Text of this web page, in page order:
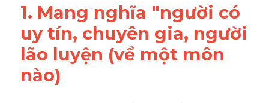
1. Mang nghĩa "người có
uy tín, chuyên gia, người
lão luyện (về một môn
nào)